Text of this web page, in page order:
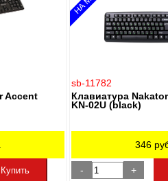
Accent
Купить
sb-11782
Клавиатура
KN-02U (black)
346
- +